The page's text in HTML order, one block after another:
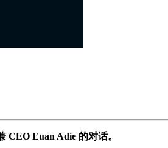
CEO Euan Adie 的对话。